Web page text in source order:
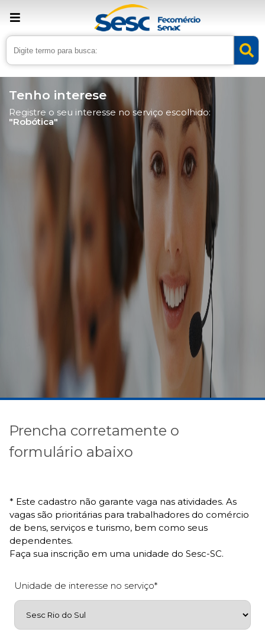
Tenho interese
Registre o seu interesse no serviço escolhido:
"Robótica"
Prencha corretamente o
formulário abaixo
* Este cadastro não garante vaga nas atividades. As
vagas são prioritárias para trabalhadores do comércio
de bens, serviços e turismo, bem como seus
dependentes.
Faça sua inscrição em uma unidade do Sesc-SC.
Unidade de interesse no serviço*